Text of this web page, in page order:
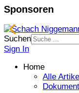
Sponsoren
Suchen
Sign In
Home
Alle Artikel